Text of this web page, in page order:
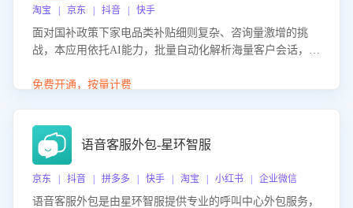
淘宝 | 京东 | 抖音 | 快手
面对国补政策下家电品类补贴细则复杂、咨询量激增的挑
战，本应用依托AI能力，批量自动化解析海量客户会话，精
购买意向，深度洞察决策动因。同时全面评估客服团队政策
度、客服转化能力及销售业绩。
免费开通，按量计费
语音客服外包-星环智服
京东 | 抖音 | 拼多多 | 快手 | 淘宝 | 小红书 | 企业微信
语音客服外包是由星环智服提供专业的呼叫中心外包服务，